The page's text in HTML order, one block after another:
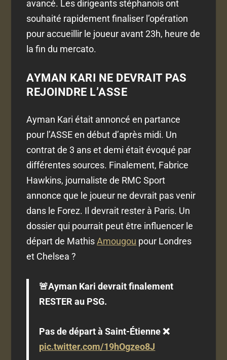
avancé. Les dirigeants stéphanois ont
souhaité rapidement finaliser l’opération
pour accueillir le joueur avant 23h, heure de
la fin du mercato.
AYMAN KARI NE DEVRAIT PAS
REJOINDRE L’ASSE
Ayman Kari était annoncé en partance
pour l’ASSE en début d’après midi. Un
contrat de 3 ans et demi était évoqué par
différentes sources. Finalement, Fabrice
Hawkins, journaliste de RMC Sport
annonce que le joueur ne devrait pas venir
dans le Forez. Il devrait rester à Paris. Un
dossier qui pourrait peut être influencer le
départ de MathisAmougou pour Londres
et Chelsea ?
🚨Ayman Kari devrait finalement
RESTER au PSG.
Pas de départ à Saint-Étienne ❌
pic.twitter.com/19hOgzeo8J